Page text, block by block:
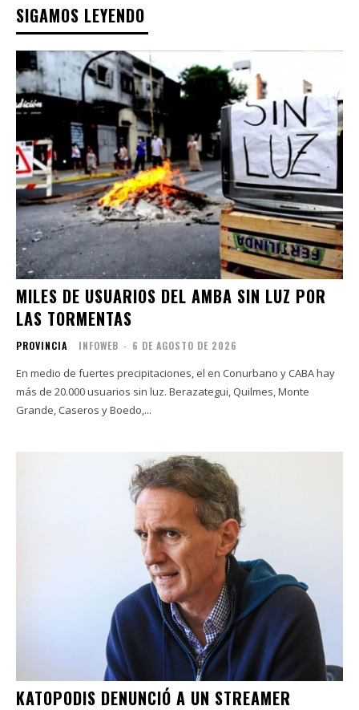
SIGAMOS LEYENDO
MILES DE USUARIOS DEL AMBA SIN LUZ POR
LAS TORMENTAS
PROVINCIA INFOWEB - 6 DE AGOSTO DE 2026
En medio de fuertes precipitaciones, el en Conurbano y CABA hay
más de 20.000 usuarios sin luz. Berazategui, Quilmes, Monte
Grande, Caseros y Boedo,...
KATOPODIS DENUNCIÓ A UN STREAMER